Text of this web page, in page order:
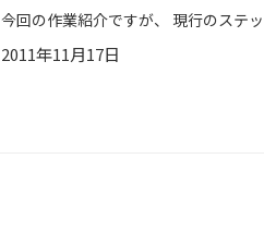
2011年11月17日